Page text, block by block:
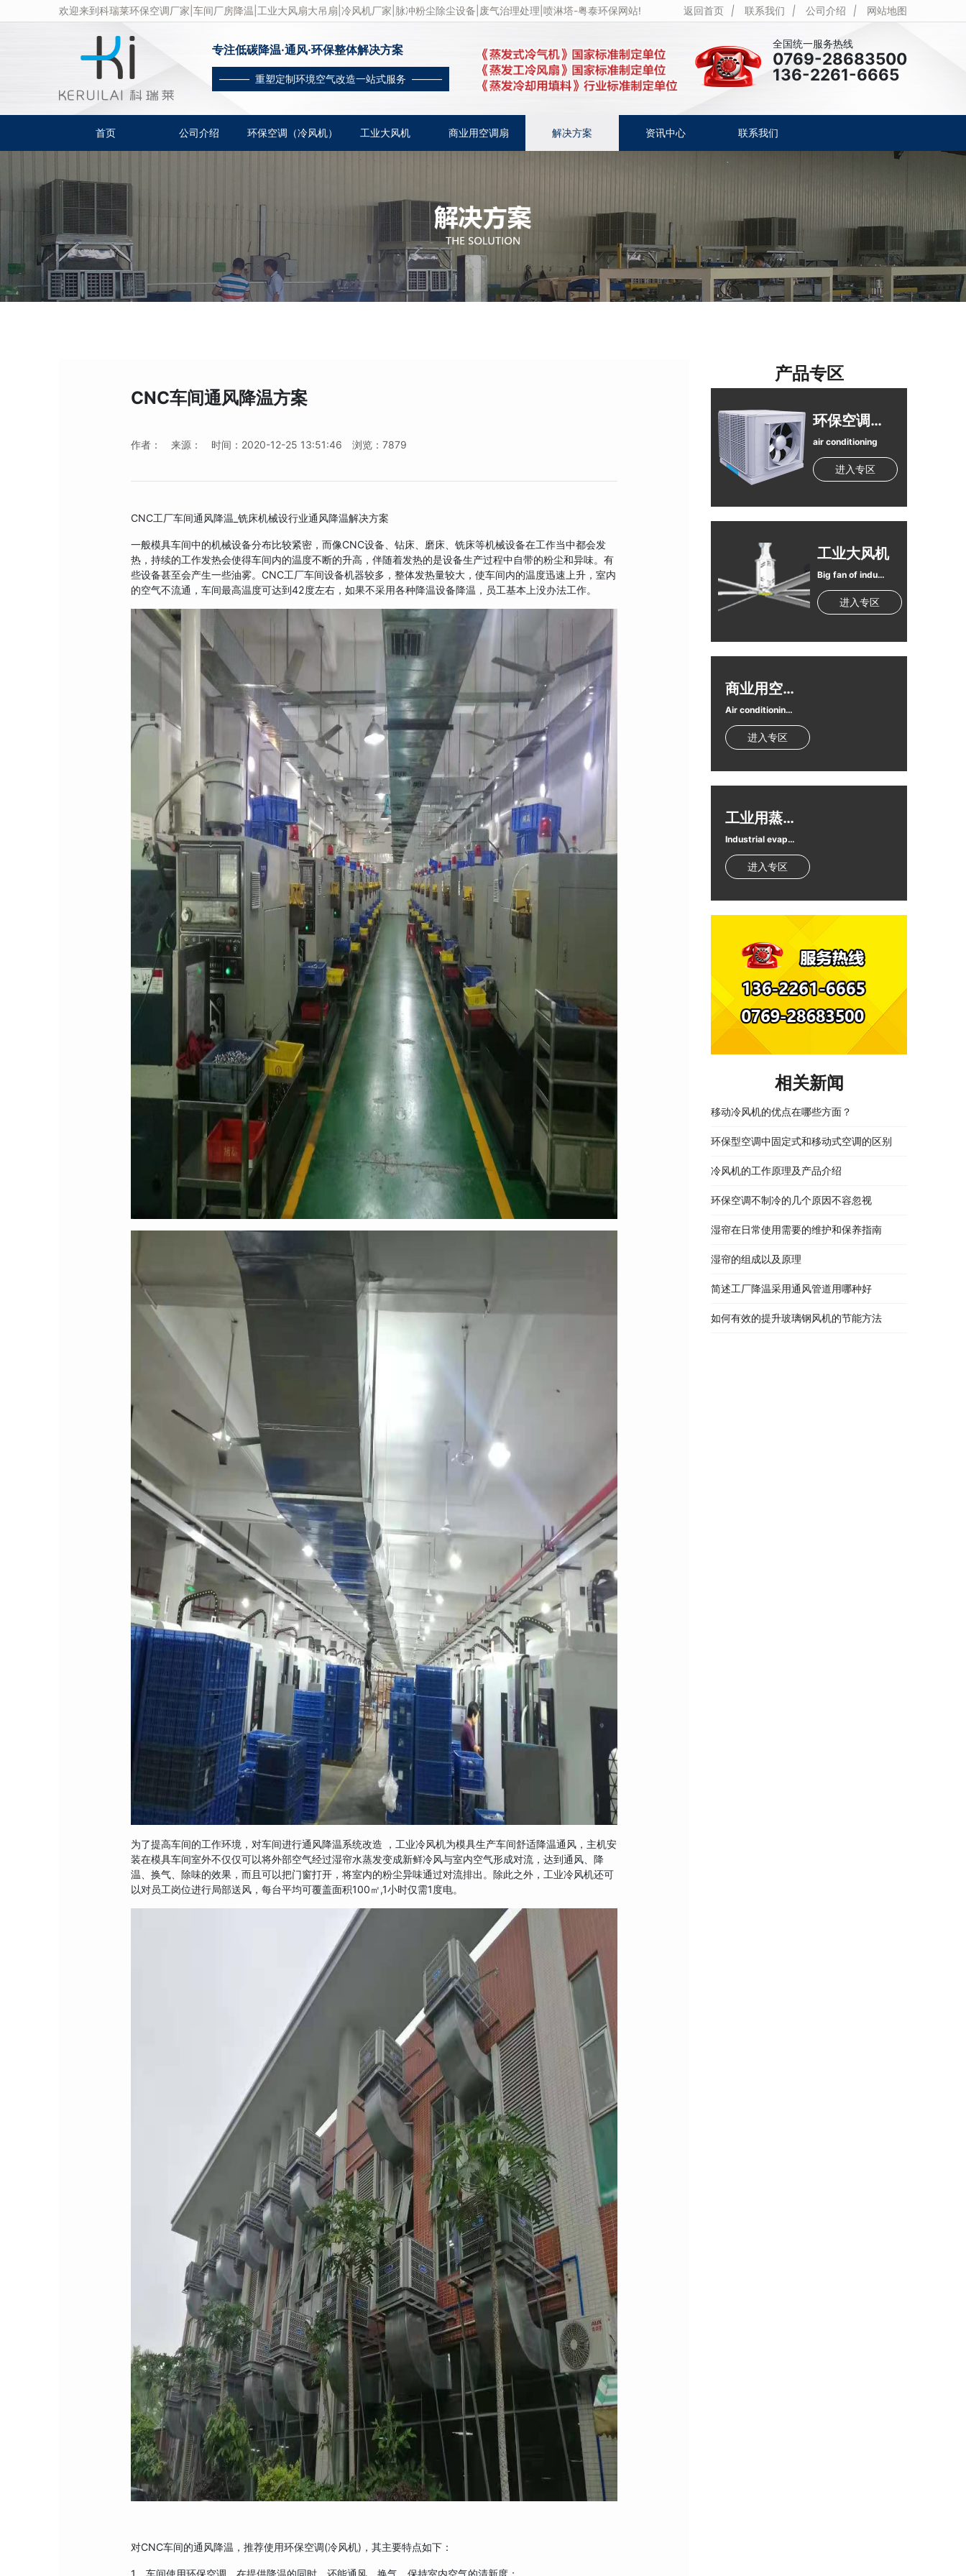
欢迎来到科瑞莱环保空调厂家|车间厂房降温|工业大风扇大吊扇|冷风机厂家|脉冲粉尘除尘设备|废气治理处理|喷淋塔-粤泰环保网站! 返回首页 | 联系我们 | 公司介绍 | 网站地图
专注低碳降温·通风·环保整体解决方案
——— 重塑定制环境空气改造一站式服务 ———
全国统一服务热线
0769-28683500
136-2261-6665
首页 公司介绍 环保空调（冷风机） 工业大风机 商业用空调扇 解决方案 资讯中心 联系我们
CNC车间通风降温方案
作者： 来源： 时间：2020-12-25 13:51:46 浏览：7879
CNC工厂车间通风降温_铣床机械设行业通风降温解决方案
一般模具车间中的机械设备分布比较紧密，而像CNC设备、钻床、磨床、铣床等机械设备在工作当中都会发
热，持续的工作发热会使得车间内的温度不断的升高，伴随着发热的是设备生产过程中自带的粉尘和异味。有
些设备甚至会产生一些油雾。CNC工厂车间设备机器较多，整体发热量较大，使车间内的温度迅速上升，室内
的空气不流通，车间最高温度可达到42度左右，如果不采用各种降温设备降温，员工基本上没办法工作。
为了提高车间的工作环境，对车间进行通风降温系统改造 ，工业冷风机为模具生产车间舒适降温通风，主机安
装在模具车间室外不仅仅可以将外部空气经过湿帘水蒸发变成新鲜冷风与室内空气形成对流，达到通风、降
温、换气、除味的效果，而且可以把门窗打开，将室内的粉尘异味通过对流排出。除此之外，工业冷风机还可
以对员工岗位进行局部送风，每台平均可覆盖面积100㎡,1小时仅需1度电。
对CNC车间的通风降温，推荐使用环保空调(冷风机)，其主要特点如下：
1、车间使用环保空调，在提供降温的同时，还能通风，换气，保持室内空气的清新度；
产品专区
环保空调（冷风机）
air conditioning
进入专区
工业大风机
Big fan of industrial
进入专区
商业用空调扇
Air conditioning fan
进入专区
工业用蒸发式冷气机
Industrial evaporative air conditioner
进入专区
相关新闻
移动冷风机的优点在哪些方面？
环保型空调中固定式和移动式空调的区别
冷风机的工作原理及产品介绍
环保空调不制冷的几个原因不容忽视
湿帘在日常使用需要的维护和保养指南
湿帘的组成以及原理
简述工厂降温采用通风管道用哪种好
如何有效的提升玻璃钢风机的节能方法